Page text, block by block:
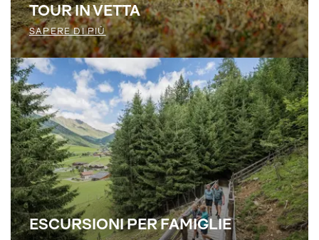
TOUR IN VETTA
SAPERE DI PIÙ
ESCURSIONI PER FAMIGLIE